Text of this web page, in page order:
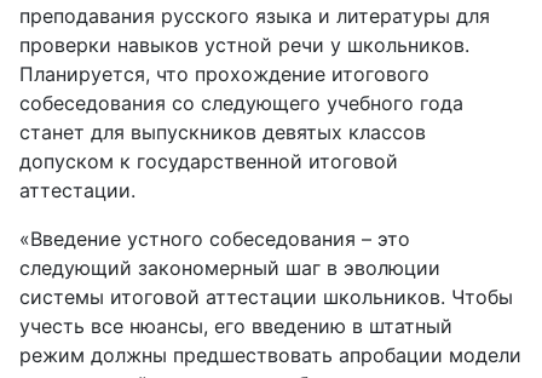
преподавания русского языка и литературы для
проверки навыков устной речи у школьников.
Планируется, что прохождение итогового
собеседования со следующего учебного года
станет для выпускников девятых классов
допуском к государственной итоговой
аттестации.
«Введение устного собеседования – это
следующий закономерный шаг в эволюции
системы итоговой аттестации школьников. Чтобы
учесть все нюансы, его введению в штатный
режим должны предшествовать апробации модели